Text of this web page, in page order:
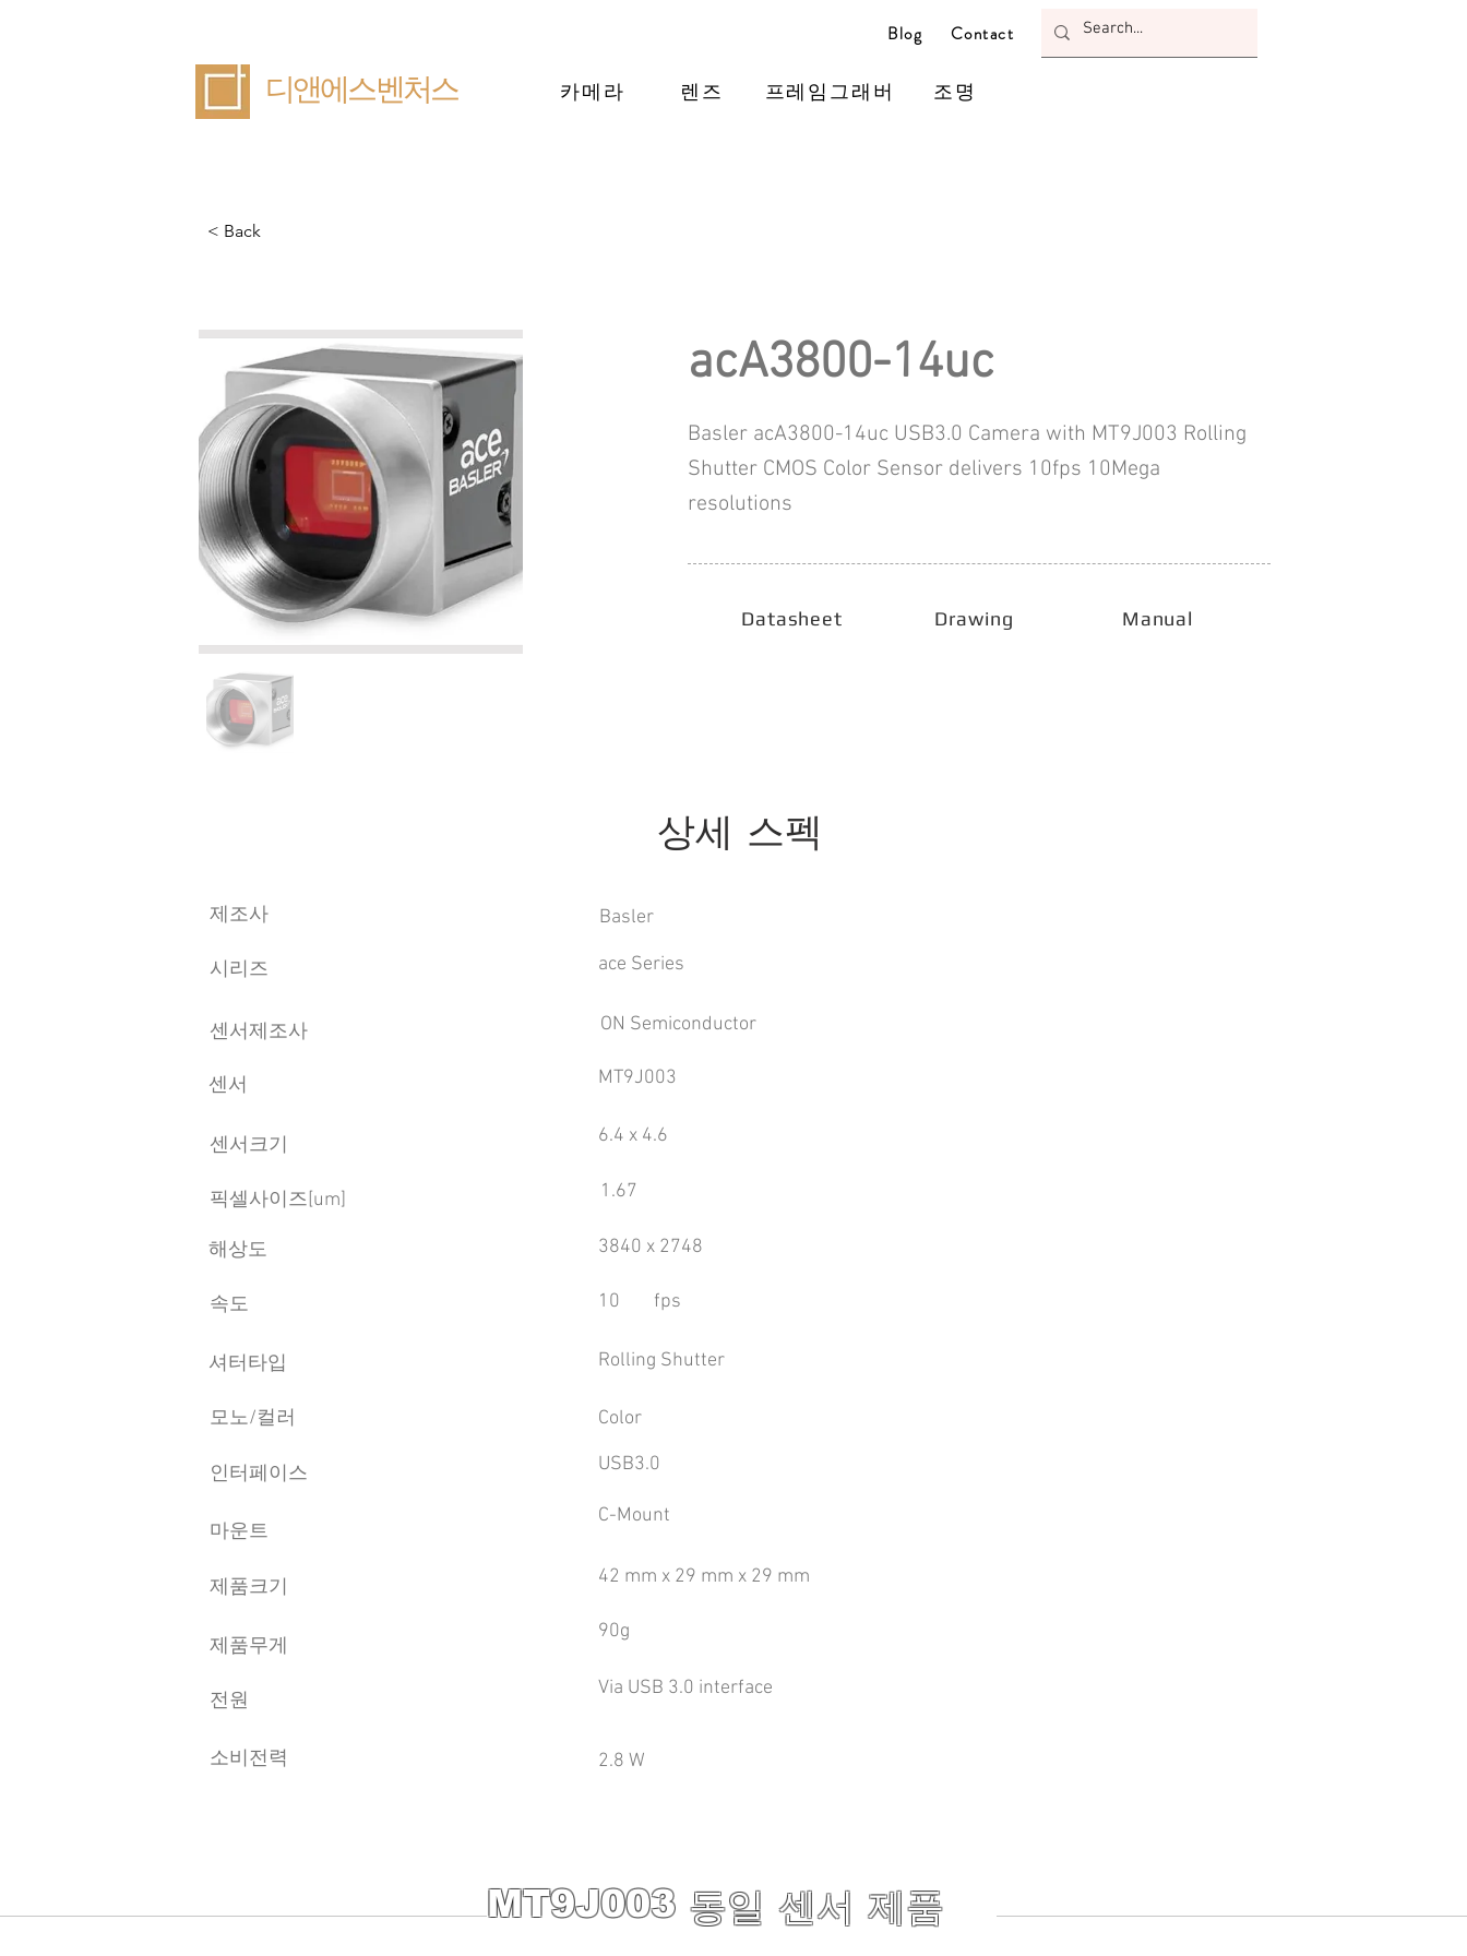
​디앤에스벤처스
Blog Contact
카메라 렌즈 프레임그래버 조명
< Back
acA3800-14uc
Basler acA3800-14uc USB3.0 Camera with MT9J003 Rolling
Shutter CMOS Color Sensor delivers 10fps 10Mega
resolutions
Datasheet Drawing Manual
상세 스펙
ace Series
ON Semiconductor
MT9J003
6.4 x 4.6
1.67
3840 x 2748
10
Rolling Shutter
Color
USB3.0
C-Mount
42 mm x 29 mm x 29 mm
90g
Via USB 3.0 interface
시리즈
센서제조사
센서
센서크기
픽셀사이즈[um]
​해상도
속도
​셔터타입
모노/컬러
인터페이스
마운트
제품크기
제품무게
전원
소비전력
​제조사 Basler
2.8 W
fps
동일 센서 제품
MT9J003